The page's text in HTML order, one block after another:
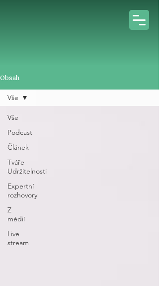
Obsah
Vše
Podcast
Článek
Tváře
Udržitelnosti
Expertní
rozhovory
Z
médií
Live
stream
Vše